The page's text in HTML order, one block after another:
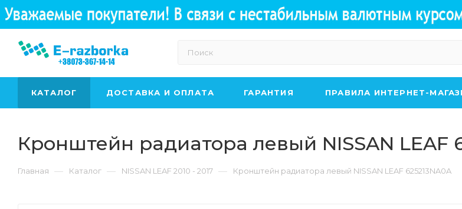
КАТАЛОГ ДОСТАВКА И ОПЛАТА ГАРАНТИЯ ПРАВИЛА ИНТЕРНЕТ-
Кронштейн радиатора левый NISSAN LEAF
Главная — Каталог — NISSAN LEAF 2010 - 2017 — Кронштейн радиатора левый NISSAN LEAF 625213NA0A